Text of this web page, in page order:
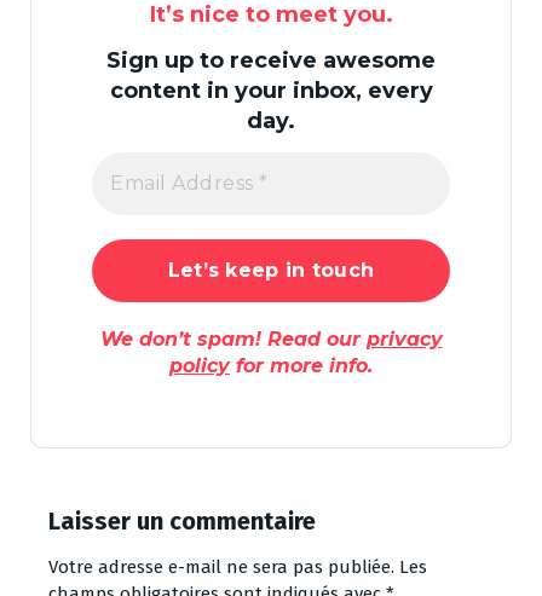
It’s nice to meet you.
Sign up to receive awesome
content in your inbox, every
day.
We don’t spam! Read our privacy
policyfor more info.
Laisser un commentaire
Votre adresse e-mail ne sera pas publiée. Les